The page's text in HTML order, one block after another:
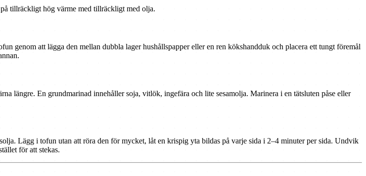
tillräckligt hög värme med tillräckligt med olja.
genom att lägga den mellan dubbla lager hushållspapper eller en ren kökshandduk och placera ett tungt föremål
längre. En grundmarinad innehåller soja, vitlök, ingefära och lite sesamolja. Marinera i en tätsluten påse eller
Lägg i tofun utan att röra den för mycket, låt en krispig yta bildas på varje sida i 2–4 minuter per sida. Undvik
för att stekas.